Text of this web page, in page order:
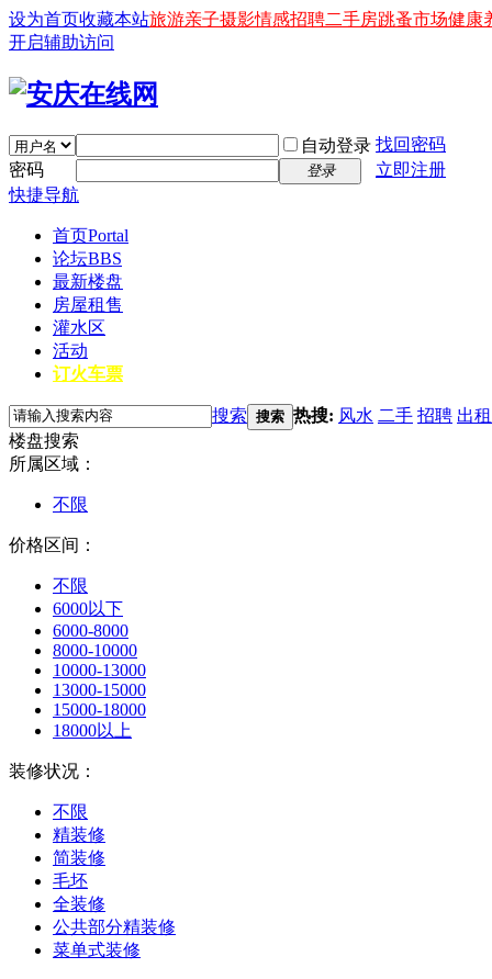
设为首页收藏本站旅游亲子摄影情感招聘二手房跳蚤市场健康
开启辅助访问
自动登录 找回密码
密码
登录
立即注册
快捷导航
首页Portal
论坛BBS
最新楼盘
房屋租售
灌水区
活动
订火车票
搜索 搜索 热搜: 风水 二手 招聘 出租
楼盘搜索
所属区域：
不限
价格区间：
不限
6000以下
6000-8000
8000-10000
10000-13000
13000-15000
15000-18000
18000以上
装修状况：
不限
精装修
简装修
毛坯
全装修
公共部分精装修
菜单式装修